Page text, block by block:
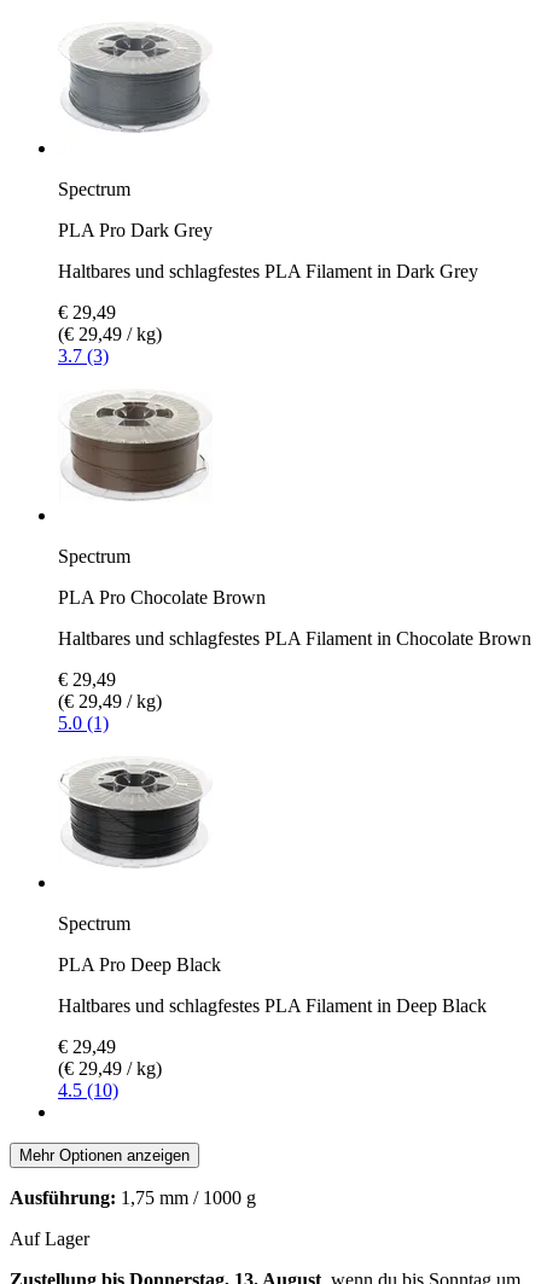
Spectrum
PLA Pro Dark Grey
Haltbares und schlagfestes PLA Filament in Dark Grey
€ 29,49
(€ 29,49 / kg)
3.7 (3)
Spectrum
PLA Pro Chocolate Brown
Haltbares und schlagfestes PLA Filament in Chocolate Brown
€ 29,49
(€ 29,49 / kg)
5.0 (1)
Spectrum
PLA Pro Deep Black
Haltbares und schlagfestes PLA Filament in Deep Black
€ 29,49
(€ 29,49 / kg)
4.5 (10)
Mehr Optionen anzeigen
Ausführung: 1,75 mm / 1000 g
Auf Lager
Zustellung bis Donnerstag, 13. August , wenn du bis Sonntag um